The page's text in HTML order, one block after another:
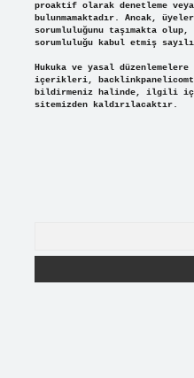
proaktif olarak denetleme veya
bulunmamaktadır. Ancak,
sorumluluğunu taşımakta
sorumluluğu kabul etmiş
Hukuka ve yasal düzenlemelere
içerikleri,
bildirmeniz halinde, ilgili
sitemizden kaldırılacaktır.